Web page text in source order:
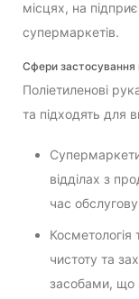
місцях, на
супермаркетів.
Сфери застосування
Поліетиленові
та підходять для
відділах з
час
Косметологія
чистоту та
засобами, що